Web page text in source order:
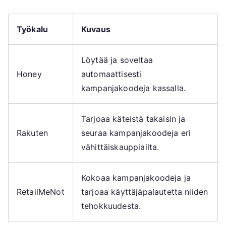
Työkalu Kuvaus
Honey
Löytää ja soveltaa
automaattisesti
kampanjakoodeja kassalla.
Rakuten
Tarjoaa käteistä takaisin ja
seuraa kampanjakoodeja eri
vähittäiskauppiailta.
RetailMeNot
Kokoaa kampanjakoodeja ja
tarjoaa käyttäjäpalautetta niiden
tehokkuudesta.